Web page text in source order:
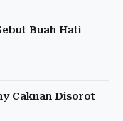
Buah Hati
Caknan Disorot